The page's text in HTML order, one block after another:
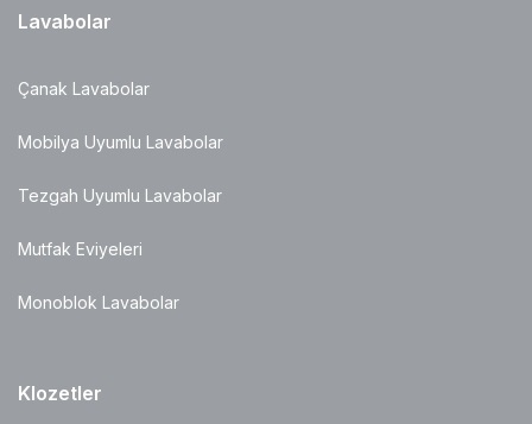
Lavabolar
Çanak Lavabolar
Mobilya Uyumlu Lavabolar
Tezgah Uyumlu Lavabolar
Mutfak Eviyeleri
Monoblok Lavabolar
Klozetler